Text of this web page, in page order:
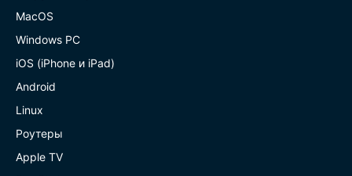
MacOS
Windows PC
iOS (iPhone и iPad)
Android
Linux
Роутеры
Apple TV